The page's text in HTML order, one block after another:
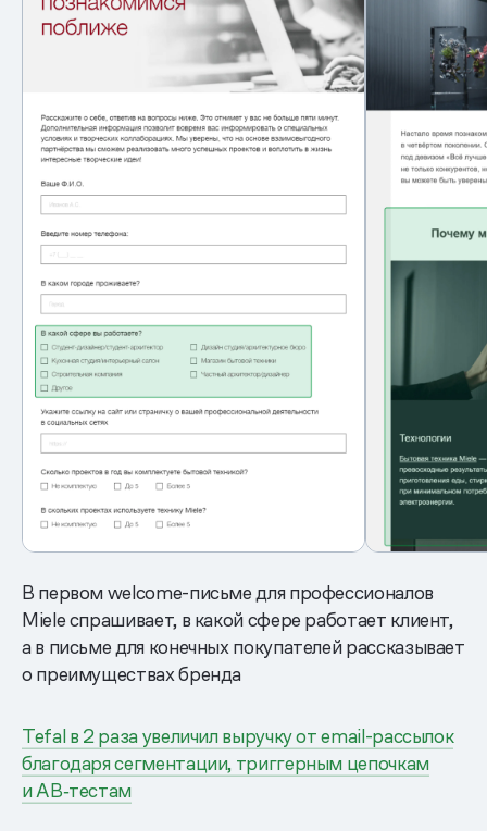
В первом welcome-письме для профессионалов
Miele спрашивает, в какой сфере работает клиент,
а в письме для конечных покупателей рассказывает
о преимуществах бренда
Tefal в 2 раза увеличил выручку от email-рассылок
благодаря сегментации, триггерным цепочкам
и AB‑тестам